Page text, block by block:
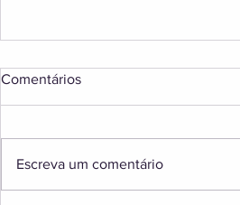
Comentários
Escreva um comentário